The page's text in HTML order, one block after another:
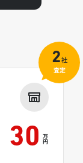
30 万
円
2社
査定